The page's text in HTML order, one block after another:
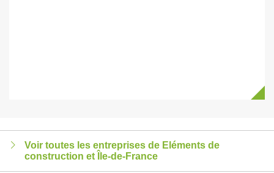
Voir toutes les entreprises de Eléments de
construction et Île-de-France